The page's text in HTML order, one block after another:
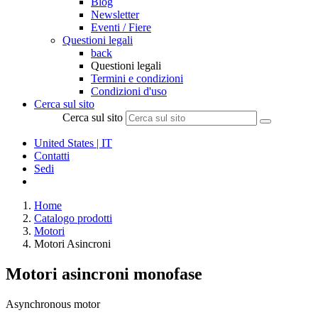
Newsletter
Eventi / Fiere
Questioni legali
back
Questioni legali
Termini e condizioni
Condizioni d'uso
Cerca sul sito
Cerca sul sito
United States | IT
Contatti
Sedi
Home
Catalogo prodotti
Motori
Motori Asincroni
Motori asincroni monofase
Asynchronous motor